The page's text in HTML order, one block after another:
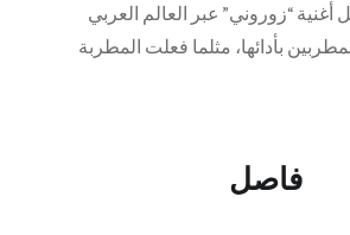
أغنية “زوروني” عبر العالم العربي
بأدائها، مثلما فعلت المطربة
فاصل